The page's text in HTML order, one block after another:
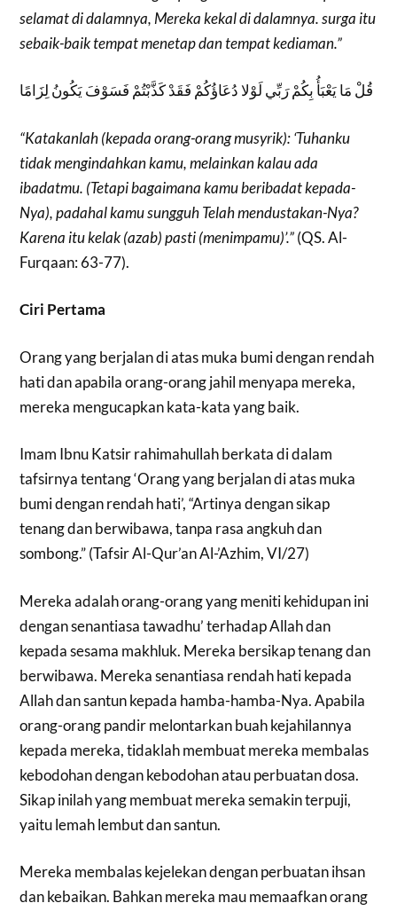
selamat di dalamnya, Mereka kekal di dalamnya. surga itu
sebaik-baik tempat menetap dan tempat kediaman.”
قُلْ مَا يَعْبَأُ بِكُمْ رَبِّي لَوْلا دُعَاؤُكُمْ فَقَدْ كَذَّبْتُمْ فَسَوْفَ يَكُونُ لِزَامًا
“Katakanlah (kepada orang-orang musyrik): ‘Tuhanku
tidak mengindahkan kamu, melainkan kalau ada
ibadatmu. (Tetapi bagaimana kamu beribadat kepada-
Nya), padahal kamu sungguh Telah mendustakan-Nya?
Karena itu kelak (azab) pasti (menimpamu)’.”(QS. Al-
Furqaan: 63-77).
Ciri Pertama
Orang yang berjalan di atas muka bumi dengan rendah
hati dan apabila orang-orang jahil menyapa mereka,
mereka mengucapkan kata-kata yang baik.
Imam Ibnu Katsir rahimahullah berkata di dalam
tafsirnya tentang ‘Orang yang berjalan di atas muka
bumi dengan rendah hati’, “Artinya dengan sikap
tenang dan berwibawa, tanpa rasa angkuh dan
sombong.” (Tafsir Al-Qur’an Al-’Azhim, VI/27)
Mereka adalah orang-orang yang meniti kehidupan ini
dengan senantiasa tawadhu’ terhadap Allah dan
kepada sesama makhluk. Mereka bersikap tenang dan
berwibawa. Mereka senantiasa rendah hati kepada
Allah dan santun kepada hamba-hamba-Nya. Apabila
orang-orang pandir melontarkan buah kejahilannya
kepada mereka, tidaklah membuat mereka membalas
kebodohan dengan kebodohan atau perbuatan dosa.
Sikap inilah yang membuat mereka semakin terpuji,
yaitu lemah lembut dan santun.
Mereka membalas kejelekan dengan perbuatan ihsan
dan kebaikan. Bahkan mereka mau memaafkan orang